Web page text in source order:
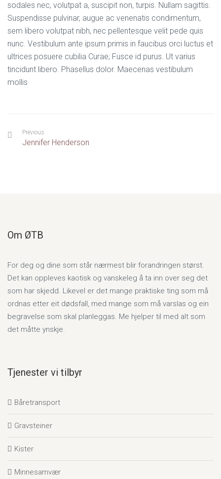
sodales nec, volutpat a, suscipit non, turpis. Nullam sagittis.
Suspendisse pulvinar, augue ac venenatis condimentum,
sem libero volutpat nibh, nec pellentesque velit pede quis
nunc. Vestibulum ante ipsum primis in faucibus orci luctus et
ultrices posuere cubilia Curae; Fusce id purus. Ut varius
tincidunt libero. Phasellus dolor. Maecenas vestibulum
mollis
Previous
Jennifer Henderson
Om ØTB
For deg og dine som står nærmest blir forandringen størst.
Det kan oppleves kaotisk og vanskeleg å ta inn over seg det
som har skjedd. Likevel er det mange praktiske ting som må
ordnas etter eit dødsfall, med mange som må varslas og ein
begravelse som skal planleggas. Me hjelper til med alt som
det måtte ynskje.
Tjenester vi tilbyr
Båretransport
Gravsteiner
Kister
Minnesamvær